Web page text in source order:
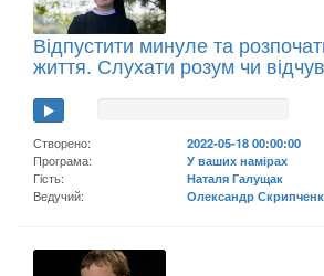
Відпустити минуле та
життя. Слухати розум чи
Створено:
2022-05-18 00:00:00
Програма:
У ваших намірах
Гість:
Наталя Галущак
Ведучий:
Олександр